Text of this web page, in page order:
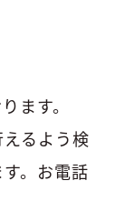
ます。
るよう検
。お電話